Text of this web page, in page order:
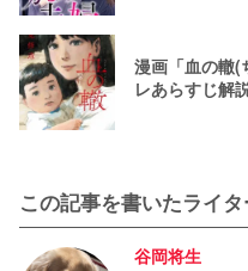
漫画「血の轍(
レあらすじ解
この記事を書いたライ
谷岡将生